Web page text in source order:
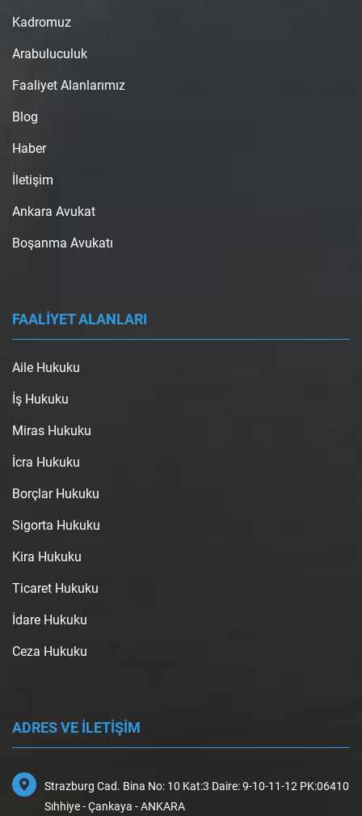
Kadromuz
Arabuluculuk
Faaliyet Alanlarımız
Blog
Haber
İletişim
Ankara Avukat
Boşanma Avukatı
FAALİYET ALANLARI
Aile Hukuku
İş Hukuku
Miras Hukuku
İcra Hukuku
Borçlar Hukuku
Sigorta Hukuku
Kira Hukuku
Ticaret Hukuku
İdare Hukuku
Ceza Hukuku
ADRES VE İLETİŞİM
Strazburg Cad. Bina No: 10 Kat:3 Daire: 9-10-11-12 PK:06410
Sıhhiye - Çankaya - ANKARA